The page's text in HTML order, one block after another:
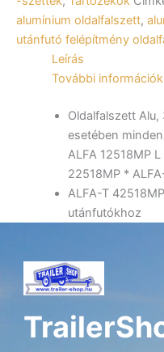
utánfutó
esetében
minden
nyitható
12518MP
12518AP
ALFA-
22518MP
ALFA-
alumínium oldalfalszett,
utánfutó felépítmény
Leírás
További információk
Oldalfalszett
esetében
ALFA 12518MP
22518MP *
ALFA-T
utánfutókhoz